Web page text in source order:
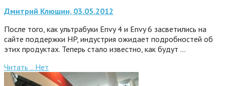
Дмитрий Клюшин, 03.05.2012
После того, как ультрабуки Envy 4 и Envy 6 засветились на
сайте поддержки HP, индустрия ожидает подробностей об
этих продуктах. Теперь стало известно, как будут …
Читать .. Нет